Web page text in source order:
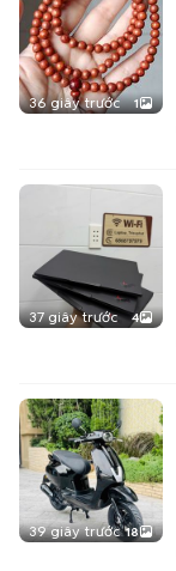
36 giây trước 1
37 giây trước 4
39 giây trước 18